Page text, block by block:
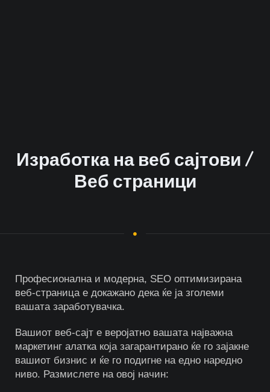
Изработка на веб сајтови /
Веб страници
Професионална и модерна, SEO оптимизирана
веб-страница е докажано дека ќе ја зголеми
вашата заработувачка.
Вашиот веб-сајт е веројатно вашата најважна
маркетинг алатка која загарантирано ќе го зајакне
вашиот бизнис и ќе го подигне на едно наредно
ниво. Размислете на овој начин: